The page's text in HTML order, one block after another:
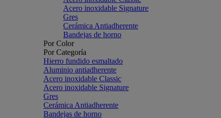
Acero inoxidable Signature
Gres
Cerámica Antiadherente
Bandejas de horno
Por Color
Por Categoría
Hierro fundido esmaltado
Aluminio antiadherente
Acero inoxidable Classic
Acero inoxidable Signature
Gres
Cerámica Antiadherente
Bandejas de horno